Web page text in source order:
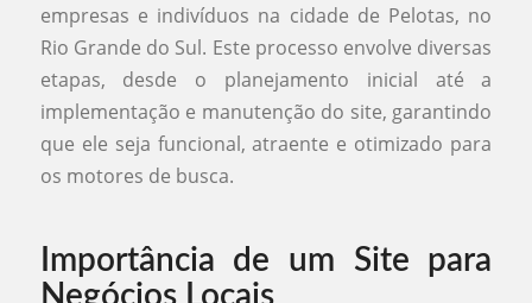
empresas e indivíduos na cidade de Pelotas, no
Rio Grande do Sul. Este processo envolve diversas
etapas, desde o planejamento inicial até a
implementação e manutenção do site, garantindo
que ele seja funcional, atraente e otimizado para
os motores de busca.
Importância de um Site para
Negócios Locais